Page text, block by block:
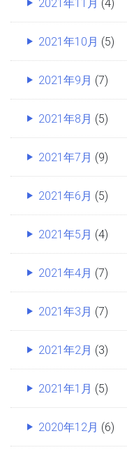
2021年10月 (5)
2021年9月 (7)
2021年8月 (5)
2021年7月 (9)
2021年6月 (5)
2021年5月 (4)
2021年4月 (7)
2021年3月 (7)
2021年2月 (3)
2021年1月 (5)
2020年12月 (6)